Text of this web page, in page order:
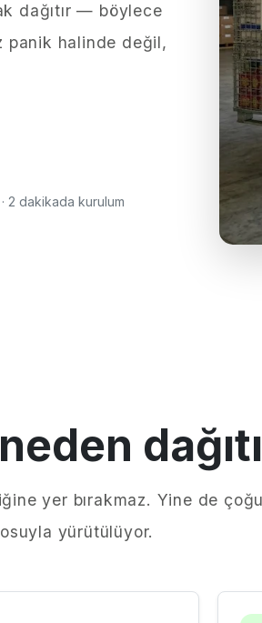
dağıtır — böylece
panik halinde değil,
2 dakikada kurulum
yer bırakmaz. Yine de
yürütülüyor.